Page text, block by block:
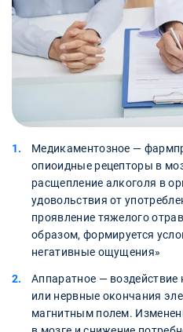
Медикаментозное —
опиоидные рецепторы в
расщепление алкоголя в
удовольствия от
проявление тяжелого
образом, формируется
негативные ощущения»
Аппаратное —
или нервные окончания
магнитным полем.